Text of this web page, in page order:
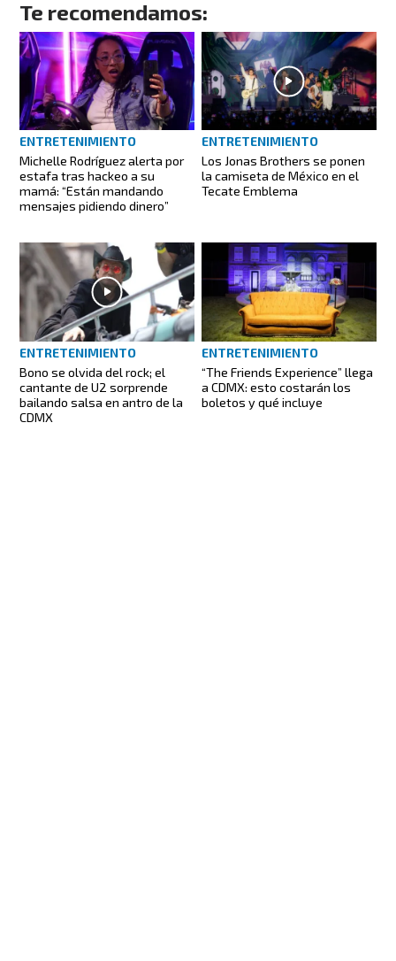
Te recomendamos:
ENTRETENIMIENTO
Michelle Rodríguez alerta por
estafa tras hackeo a su
mamá: “Están mandando
mensajes pidiendo dinero”
ENTRETENIMIENTO
Los Jonas Brothers se ponen
la camiseta de México en el
Tecate Emblema
ENTRETENIMIENTO
Bono se olvida del rock; el
cantante de U2 sorprende
bailando salsa en antro de la
CDMX
ENTRETENIMIENTO
“The Friends Experience” llega
a CDMX: esto costarán los
boletos y qué incluye